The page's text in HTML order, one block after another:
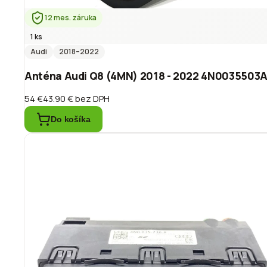
12 mes. záruka
1 ks
Audi
2018–2022
Anténa Audi Q8 (4MN) 2018 - 2022
54 €43.90 €bez DPH
Do košíka